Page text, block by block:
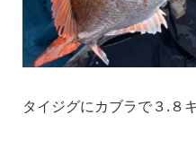
タイジグにカブラで３.８